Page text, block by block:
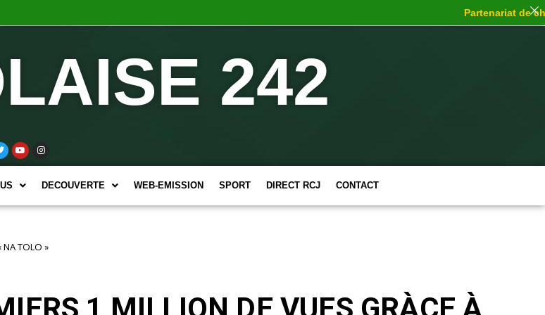
242
DECOUVERTE WEB-EMISSION SPORT DIRECT RCJ CONTACT
NA TOLO »
1 MILLION DE VUES GRÀCE À
Partenariat de choc :